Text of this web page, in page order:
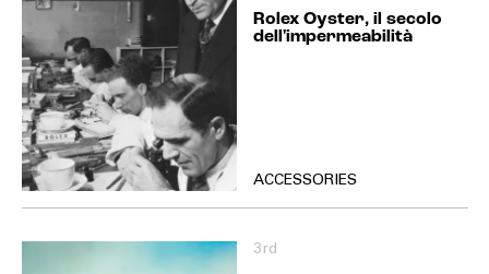
Rolex Oyster, il secolo
dell'impermeabilità
ACCESSORIES
3rd